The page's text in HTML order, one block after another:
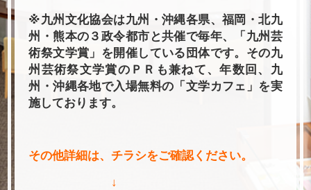
※九州文化協会は九州・沖縄各県、福岡・北九
州・熊本の３政令都市と共催で毎年、「九州芸
術祭文学賞」を開催している団体です。その九
州芸術祭文学賞のＰＲも兼ねて、年数回、九
州・沖縄各地で入場無料の「文学カフェ」を実
施しております。
その他詳細は、チラシをご確認ください。
↓